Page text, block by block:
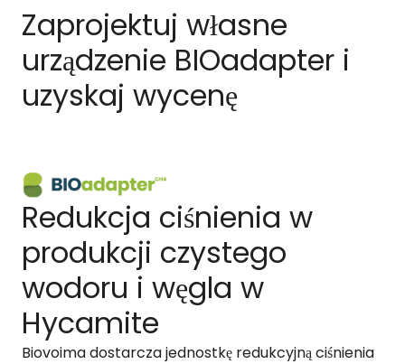
Zaprojektuj własne
urządzenie BIOadapter i
uzyskaj wycenę
Redukcja ciśnienia w
produkcji czystego
wodoru i węgla w
Hycamite
Biovoima dostarcza jednostkę redukcyjną ciśnienia